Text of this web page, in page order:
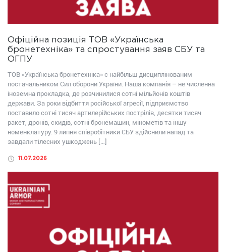
Офіційна позиція ТОВ «Українська
бронетехніка» та спростування заяв СБУ та
ОГПУ
ТОВ «Українська бронетехніка» є найбільш дисциплінованим
постачальником Сил оборони України. Наша компанія – не численна
іноземна прокладка, де розчинилися сотні мільйонів коштів
держави. За роки відбиття російської агресії, підприємство
поставило сотні тисяч артилерійських пострілів, десятки тисяч
ракет, дронів, скидів, сотні бронемашин, мінометів та іншу
номенклатуру. 9 липня співробітники СБУ здійснили напад та
завдали тілесних ушкоджень […]
11.07.2026